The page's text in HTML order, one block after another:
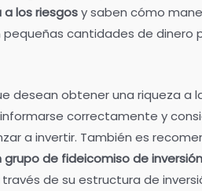
los riesgosy saben cómo
cantidades de dinero
desean obtener una riqueza a
correctamente y
a invertir. También es
grupo de fideicomiso de inversión
de su estructura de